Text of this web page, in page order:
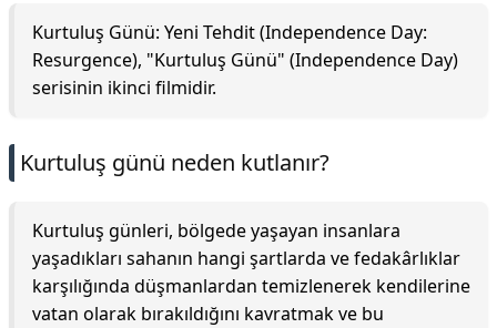
Kurtuluş Günü: Yeni Tehdit (Independence Day:
Resurgence), "Kurtuluş Günü" (Independence Day)
serisinin ikinci filmidir.
Kurtuluş günü neden kutlanır?
Kurtuluş günleri, bölgede yaşayan insanlara
yaşadıkları sahanın hangi şartlarda ve fedakârlıklar
karşılığında düşmanlardan temizlenerek kendilerine
vatan olarak bırakıldığını kavratmak ve bu